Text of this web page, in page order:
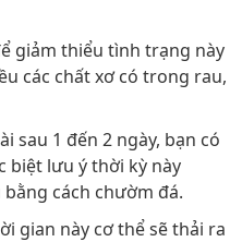
giảm thiểu tình trạng này
các chất xơ có trong rau,
sau 1 đến 2 ngày, bạn có
biệt lưu ý thời kỳ này
cách chườm đá.
gian này cơ thể sẽ thải ra